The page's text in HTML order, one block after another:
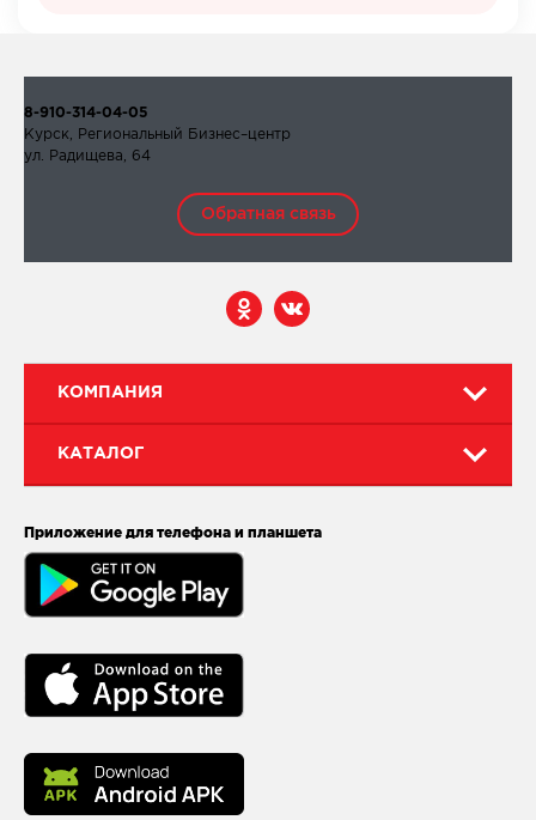
КОМПАНИЯ
КАТАЛОГ
Приложение для телефона и планшета
8-910-314-04-05
Курск, Региональный Бизнес–центр
ул. Радищева, 64
Обратная связь